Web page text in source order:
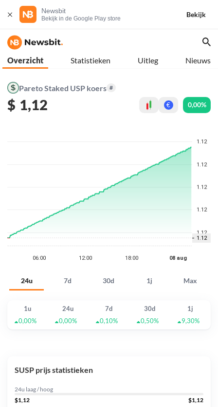
Newsbit
Bekijk in de Google Play store
Bekijk
Overzicht Statistieken Uitleg Nieuws
Pareto Staked USP koers #
$ 1,12 € 0,00%
24u 7d 30d 1j Max
1u 24u 7d 30d
1j
0,00%
0,00% 0,10% 0,50% 9,30%
SUSP prijs statistieken
24u laag / hoog
$1,12
$1,12